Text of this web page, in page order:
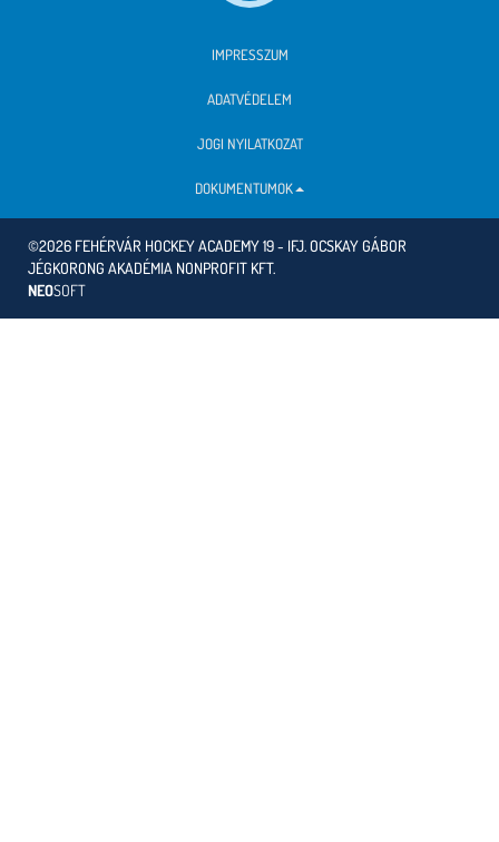
IMPRESSZUM
ADATVÉDELEM
JOGI NYILATKOZAT
DOKUMENTUMOK
©2026 FEHÉRVÁR HOCKEY ACADEMY 19 - IFJ. OCSKAY GÁBOR
JÉGKORONG AKADÉMIA NONPROFIT KFT.
NEOSOFT